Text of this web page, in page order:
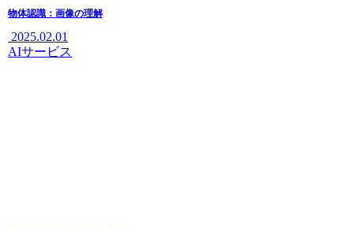
物体認識：画像の理解
2025.02.01
AIサービス